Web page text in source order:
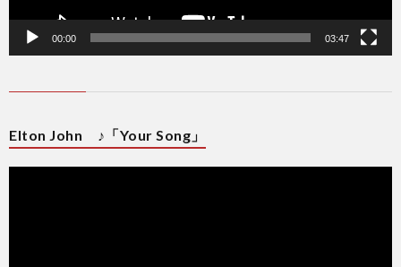
00:00 03:47
Elton John ♪「Your Song」
動